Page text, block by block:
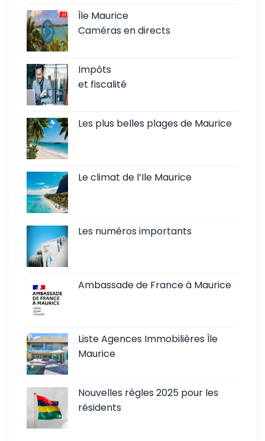
Île Maurice
Caméras en directs
Impôts
et fiscalité
Les plus belles plages de Maurice
Le climat de l’Ile Maurice
Les numéros importants
Ambassade de France à Maurice
Liste Agences Immobilières Île
Maurice
Nouvelles règles 2025 pour les
résidents